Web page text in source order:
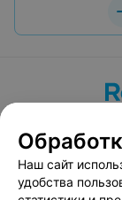
Вакансии
Наш сайт
удобства